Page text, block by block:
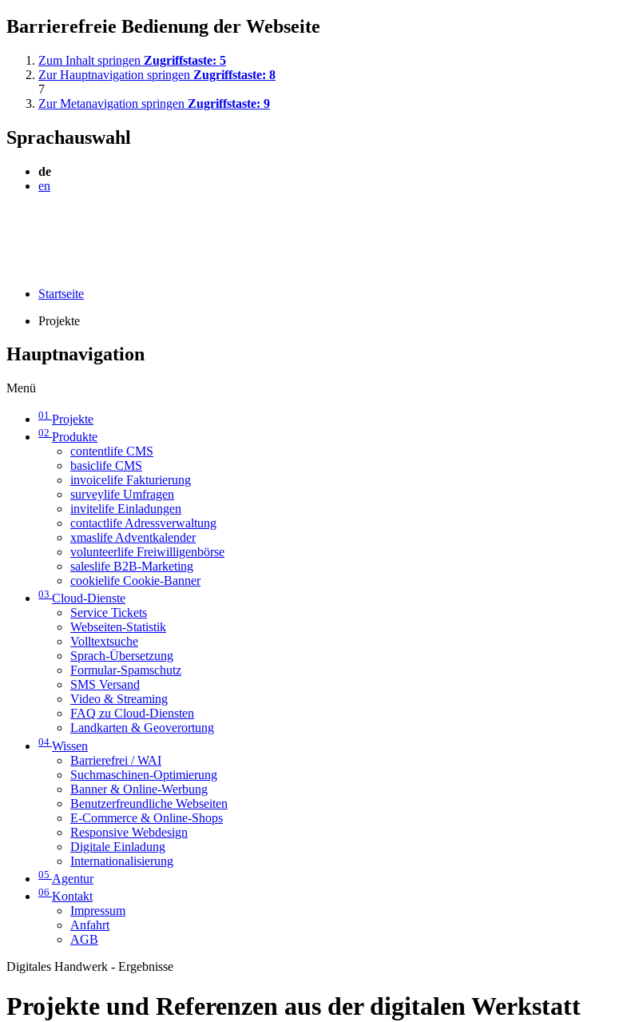
Barrierefreie Bedienung der Webseite
Zum Inhalt springen Zugriffstaste: 5
Zur Hauptnavigation springen Zugriffstaste: 8
7
Zur Metanavigation springen Zugriffstaste: 9
Sprachauswahl
de
en
Startseite
Projekte
Hauptnavigation
Menü
01 Projekte
02 Produkte
contentlife CMS
basiclife CMS
invoicelife Fakturierung
surveylife Umfragen
invitelife Einladungen
contactlife Adressverwaltung
xmaslife Adventkalender
volunteerlife Freiwilligenbörse
saleslife B2B-Marketing
cookielife Cookie-Banner
03 Cloud-Dienste
Service Tickets
Webseiten-Statistik
Volltextsuche
Sprach-Übersetzung
Formular-Spamschutz
SMS Versand
Video & Streaming
FAQ zu Cloud-Diensten
Landkarten & Geoverortung
04 Wissen
Barrierefrei / WAI
Suchmaschinen-Optimierung
Banner & Online-Werbung
Benutzerfreundliche Webseiten
E-Commerce & Online-Shops
Responsive Webdesign
Digitale Einladung
Internationalisierung
05 Agentur
06 Kontakt
Impressum
Anfahrt
AGB
Digitales Handwerk - Ergebnisse
Projekte und Referenzen aus der digitalen Werkstatt